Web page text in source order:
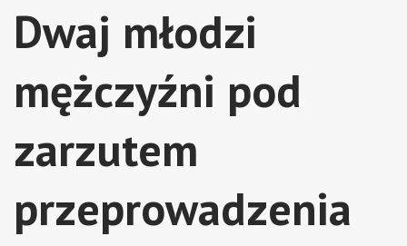
Dwaj młodzi
mężczyźni pod
zarzutem
przeprowadzenia